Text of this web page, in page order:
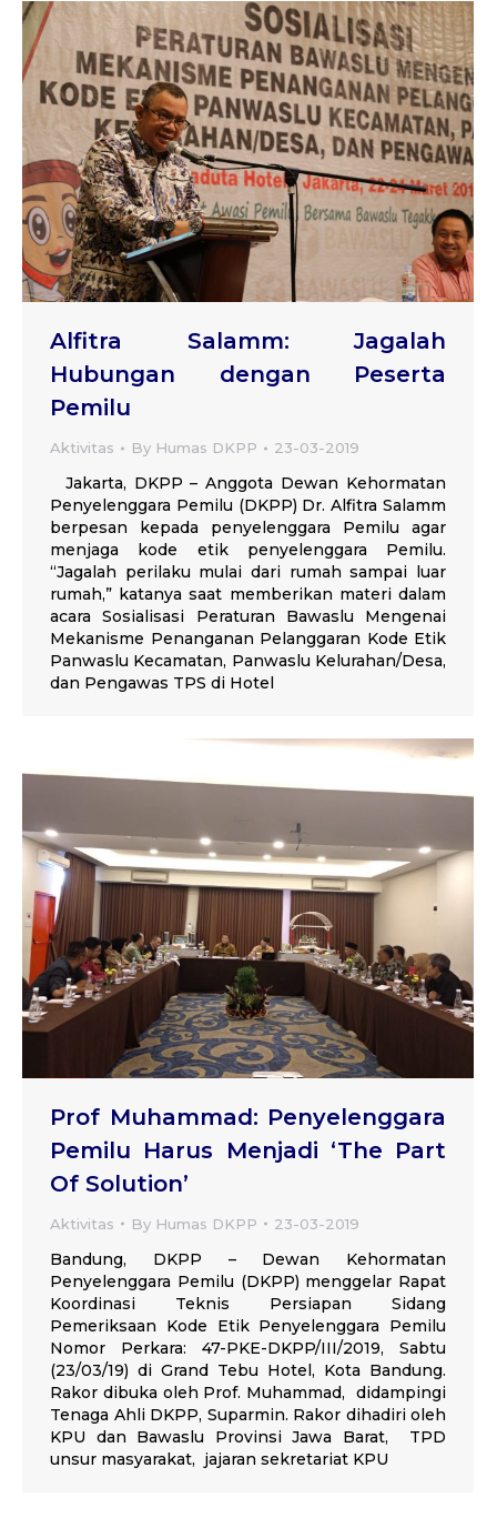
Alfitra Salamm: Jagalah
Hubungan dengan Peserta
Pemilu
Aktivitas By Humas DKPP 23-03-2019
Jakarta, DKPP – Anggota Dewan Kehormatan
Penyelenggara Pemilu (DKPP) Dr. Alfitra Salamm
berpesan kepada penyelenggara Pemilu agar
menjaga kode etik penyelenggara Pemilu.
“Jagalah perilaku mulai dari rumah sampai luar
rumah,” katanya saat memberikan materi dalam
acara Sosialisasi Peraturan Bawaslu Mengenai
Mekanisme Penanganan Pelanggaran Kode Etik
Panwaslu Kecamatan, Panwaslu Kelurahan/Desa,
dan Pengawas TPS di Hotel
Prof Muhammad: Penyelenggara
Pemilu Harus Menjadi ‘The Part
Of Solution’
Aktivitas By Humas DKPP 23-03-2019
Bandung, DKPP – Dewan Kehormatan
Penyelenggara Pemilu (DKPP) menggelar Rapat
Koordinasi Teknis Persiapan Sidang
Pemeriksaan Kode Etik Penyelenggara Pemilu
Nomor Perkara: 47-PKE-DKPP/III/2019, Sabtu
(23/03/19) di Grand Tebu Hotel, Kota Bandung.
Rakor dibuka oleh Prof. Muhammad, didampingi
Tenaga Ahli DKPP, Suparmin. Rakor dihadiri oleh
KPU dan Bawaslu Provinsi Jawa Barat, TPD
unsur masyarakat, jajaran sekretariat KPU